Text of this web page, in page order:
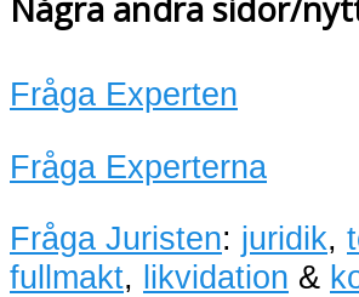
Några andra sidor/
Fråga Experten
Fråga Experterna
Fråga Juristen: juridik,
fullmakt, likvidation &